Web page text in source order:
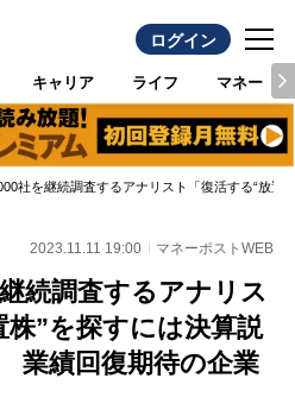
ログイン
キャリア ライフ マネー
社を継続調査するアナリスト「復活する“放
2023.11.11 19:00 マネーポストWEB
続調査するアナリス
株”を探すには決算説
業績回復期待の企業